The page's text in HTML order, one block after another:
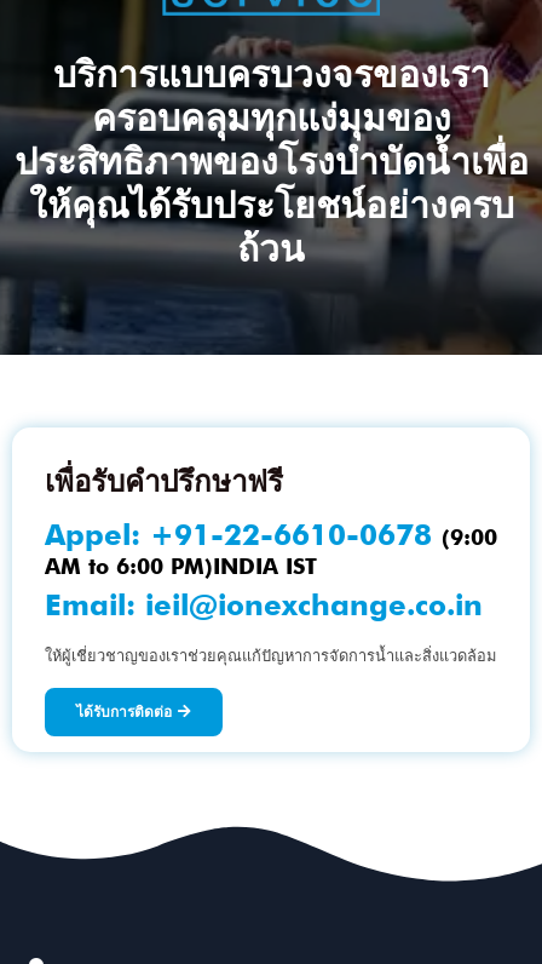
บริการแบบครบวงจรของเรา
ครอบคลุมทุกแง่มุมของ
ประสิทธิภาพของโรงบำบัดน้ำเพื่อ
ให้คุณได้รับประโยชน์อย่างครบ
ถ้วน
เพื่อรับคำปรึกษาฟรี
Appel: +91-22-6610-0678 (9:00
AM to 6:00 PM)INDIA IST
Email: ieil@ionexchange.co.in
ให้ผู้เชี่ยวชาญของเราช่วยคุณแก้ปัญหาการจัดการน้ำและสิ่งแวดล้อม
ได้รับการติดต่อ